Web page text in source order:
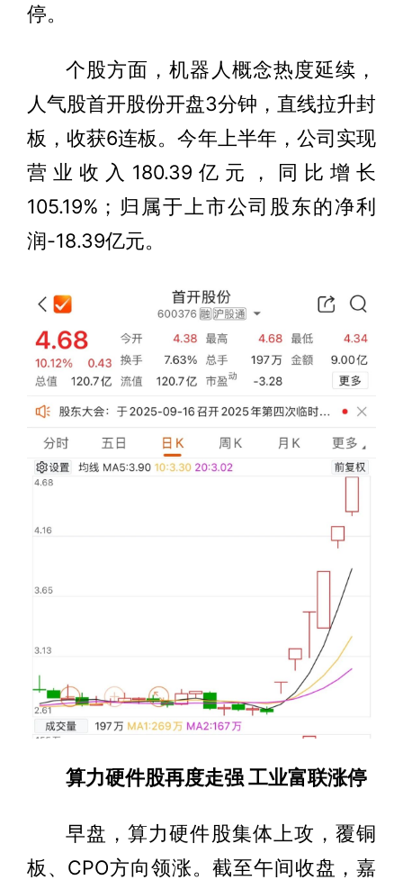
停。
个股方面，机器人概念热度延续，
人气股首开股份开盘3分钟，直线拉升封
板，收获6连板。今年上半年，公司实现
营业收入180.39亿元，同比增长
105.19%；归属于上市公司股东的净利
润-18.39亿元。
算力硬件股再度走强 工业富联涨停
早盘，算力硬件股集体上攻，覆铜
板、CPO方向领涨。截至午间收盘，嘉